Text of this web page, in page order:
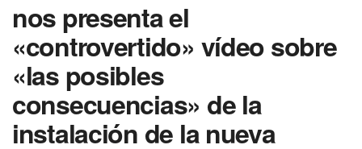
nos presenta el
«controvertido» vídeo sobre
«las posibles
consecuencias» de la
instalación de la nueva